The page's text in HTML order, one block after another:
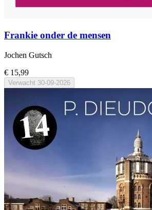
Frankie onder de mensen
Jochen Gutsch
€ 15,99
Verwacht 30-09-2026